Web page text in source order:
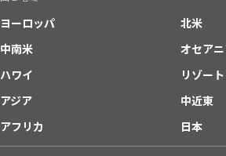
ヨーロッパ
北米
中南米
オセア
ハワイ
リゾート
アジア
中近東
アフリカ
日本